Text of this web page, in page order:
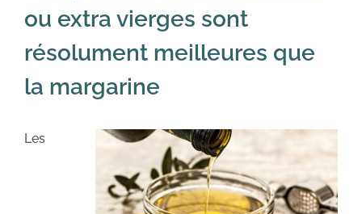
ou extra vierges sont
résolument meilleures que
la margarine
Les